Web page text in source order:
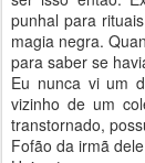
punhal para
magia negra.
para saber se
Eu nunca vi um
vizinho de um
transtornado,
Fofão da irmã